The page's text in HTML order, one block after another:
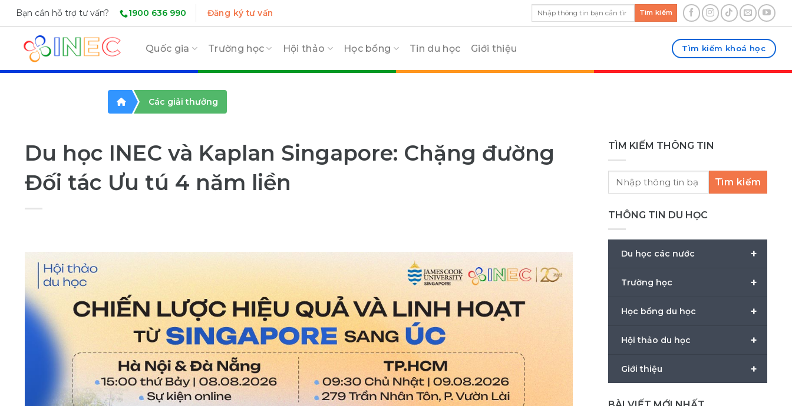
Skip
content
Bạn cần hỗ trợ tư vấn? 1900 636 990 Đăng ký tư vấn Tìm kiếm
Quốc gia Trường học Hội thảo Học bổng Tin du học Giới thiệu Tìm kiếm khoá học
Các giải thưởng
Du học INEC và Kaplan Singapore: Chặng đường
Đối tác Ưu tú 4 năm liền
TÌM KIẾM THÔNG TIN
Tìm kiếm
THÔNG TIN DU HỌC
+
Du học các nước
+
Trường học
+
Học bổng du học
+
Hội thảo du học
+
Giới thiệu